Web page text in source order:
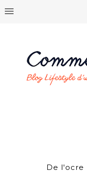
De l'ocre